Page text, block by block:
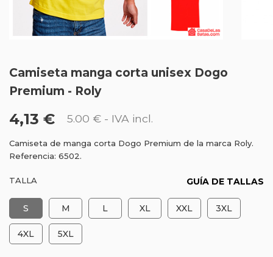
Camiseta manga corta unisex Dogo
Premium - Roly
4,13 € 5.00 € - IVA incl.
Camiseta de manga corta Dogo Premium de la marca Roly.
Referencia: 6502.
TALLA GUÍA DE TALLAS
S M L XL XXL 3XL
4XL 5XL